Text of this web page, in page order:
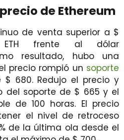
de Ethereum
de venta superior a $
frente al dólar
resultado, hubo una
precio rompió un soporte
$ 680. Redujo el precio y
del soporte de $ 665 y el
de 100 horas. El precio
el nivel de retroceso
de la última ola desde el